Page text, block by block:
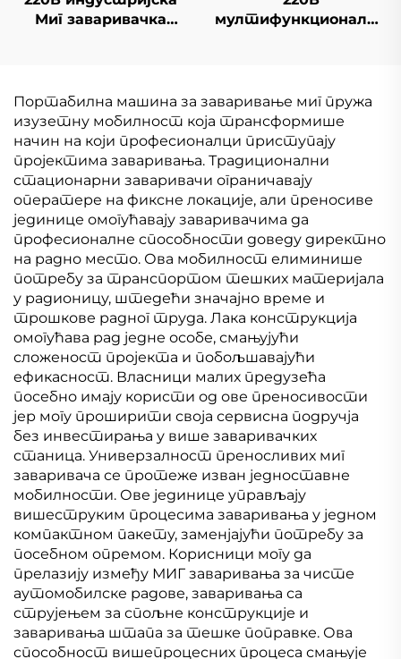
Миг заваривачка
Миг/Маг заваривачка
машина
мултифункционални
контрола сигнала
Миг Велдер
Портабилна машина за заваривање миг пружа
изузетну мобилност која трансформише
начин на који професионалци приступају
пројектима заваривања. Традиционални
стационарни заваривачи ограничавају
оператере на фиксне локације, али преносиве
јединице омогућавају заваривачима да
професионалне способности доведу директно
на радно место. Ова мобилност елиминише
потребу за транспортом тешких материјала
у радионицу, штедећи значајно време и
трошкове радног труда. Лака конструкција
омогућава рад једне особе, смањујући
сложеност пројекта и побољшавајући
ефикасност. Власници малих предузећа
посебно имају користи од ове преносивости
јер могу проширити своја сервисна подручја
без инвестирања у више заваривачких
станица. Универзалност преносливих миг
заваривача се протеже изван једноставне
мобилности. Ове јединице управљају
вишеструким процесима заваривања у једном
компактном пакету, заменјајући потребу за
посебном опремом. Корисници могу да
прелазију између МИГ заваривања за чисте
аутомобилске радове, заваривања са
струјењем за спољне конструкције и
заваривања штапа за тешке поправке. Ова
способност вишепроцесних процеса смањује